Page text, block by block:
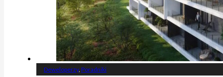
Deweloperzy, Poradniki